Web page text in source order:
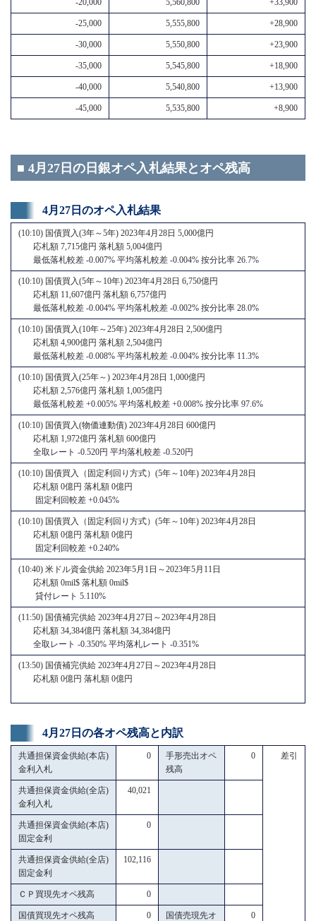
-20,000 5,560,800 +33,900
-25,000 5,555,800 +28,900
-30,000 5,550,800 +23,900
-35,000 5,545,800 +18,900
-40,000 5,540,800 +13,900
-45,000 5,535,800 +8,900
■ 4月27日の日銀オペ入札結果とオペ残高
4月27日のオペ入札結果
(10:10) 国債買入(3年～5年) 2023年4月28日 5,000億円
応札額 7,715億円 落札額 5,004億円
最低落札較差 -0.007% 平均落札較差 -0.004% 按分比率 26.7%
(10:10) 国債買入(5年～10年) 2023年4月28日 6,750億円
応札額 11,607億円 落札額 6,757億円
最低落札較差 -0.004% 平均落札較差 -0.002% 按分比率 28.0%
(10:10) 国債買入(10年～25年) 2023年4月28日 2,500億円
応札額 4,900億円 落札額 2,504億円
最低落札較差 -0.008% 平均落札較差 -0.004% 按分比率 11.3%
(10:10) 国債買入(25年～) 2023年4月28日 1,000億円
応札額 2,576億円 落札額 1,005億円
最低落札較差 +0.005% 平均落札較差 +0.008% 按分比率 97.6%
(10:10) 国債買入(物価連動債) 2023年4月28日 600億円
応札額 1,972億円 落札額 600億円
全取レート -0.520円 平均落札較差 -0.520円
(10:10) 国債買入（固定利回り方式）(5年～10年) 2023年4月28日
応札額 0億円 落札額 0億円
固定利回較差 +0.045%
(10:10) 国債買入（固定利回り方式）(5年～10年) 2023年4月28日
応札額 0億円 落札額 0億円
固定利回較差 +0.240%
(10:40) 米ドル資金供給 2023年5月1日～2023年5月11日
応札額 0mil$ 落札額 0mil$
貸付レート 5.110%
(11:50) 国債補完供給 2023年4月27日～2023年4月28日
応札額 34,384億円 落札額 34,384億円
全取レート -0.350% 平均落札レート -0.351%
(13:50) 国債補完供給 2023年4月27日～2023年4月28日
応札額 0億円 落札額 0億円
4月27日の各オペ残高と内訳
共通担保資金供給(本店)
金利入札
0
手形売出オペ
残高
0 差引
共通担保資金供給(全店)
金利入札
40,021
共通担保資金供給(本店)
固定金利
0
共通担保資金供給(全店)
固定金利
102,116
ＣＰ買現先オペ残高 0
国債買現先オペ残高 0
国債売現先オ
0